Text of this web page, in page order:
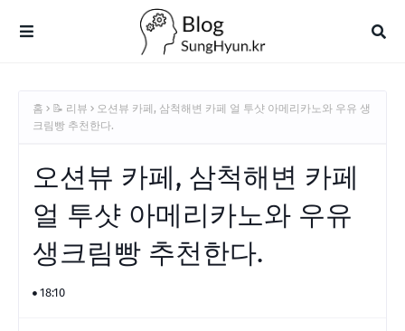
홈 📝 리뷰
오션뷰 카페, 삼척해변 카페 얼 투샷 아메리카노와 우유 생
크림빵 추천한다.
오션뷰 카페, 삼척해변 카페
얼 투샷 아메리카노와 우유
생크림빵 추천한다.
18:10